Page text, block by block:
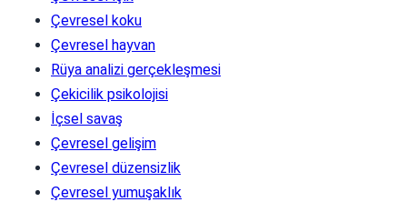
Çevresel koku
Çevresel hayvan
Rüya analizi gerçekleşmesi
Çekicilik psikolojisi
İçsel savaş
Çevresel gelişim
Çevresel düzensizlik
Çevresel yumuşaklık